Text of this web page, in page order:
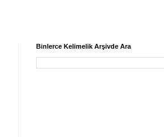
Binlerce Kelimelik Arşivde Ara